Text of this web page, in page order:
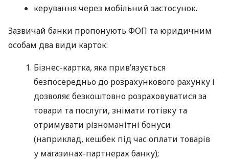
керування через мобільний застосунок.
Зазвичай банки пропонують ФОП та юридичним
особам два види карток:
Бізнес-картка, яка прив’язується
безпосередньо до розрахункового рахунку і
дозволяє безкоштовно розраховуватися за
товари та послуги, знімати готівку та
отримувати різноманітні бонуси
(наприклад, кешбек під час оплати товарів
у магазинах-партнерах банку);